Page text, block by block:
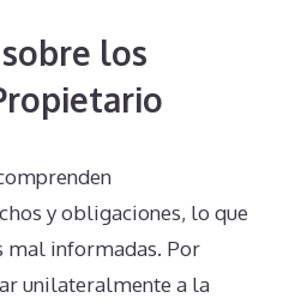
los
y obligaciones, lo que
mal informadas. Por
unilateralmente a la